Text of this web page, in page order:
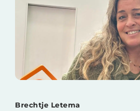
Brechtje Letema